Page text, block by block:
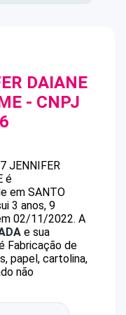
DAIANE
- CNPJ
JENNIFER
é
em SANTO
3 anos, 9
02/11/2022. A
e sua
Fabricação de
papel, cartolina,
não